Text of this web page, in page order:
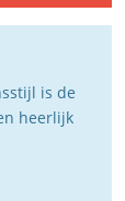
is de
heerlijk